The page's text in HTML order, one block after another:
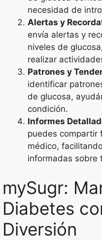
necesidad de
Alertas y
envía alertas y
niveles de
realizar
Patrones y
identificar
de glucosa,
condición.
Informes
puedes compartir
médico,
informadas sobre
mySugr:
Diabetes
Diversión